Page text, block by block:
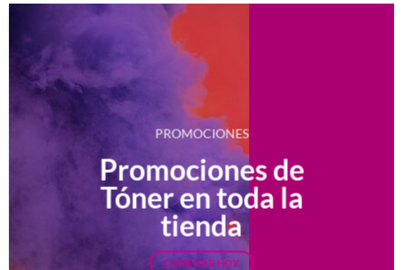
PROMOCIONES
Promociones de
Tóner en toda la
tienda
COMPRAR HOY